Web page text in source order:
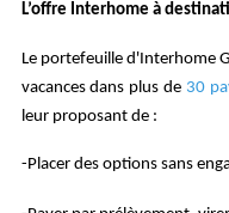
L’offre Interhome à
Le portefeuille d'Interhome
vacances dans plus de 30
leur proposant de :
-Placer des options sans